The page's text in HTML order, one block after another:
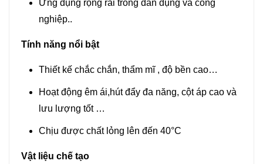
Ưng dụng rộng rãi trong dân dụng và công
nghiệp..
Tính năng nổi bật
Thiết kế chắc chắn, thẩm mĩ , độ bền cao…
Hoạt động êm ái,hút đẩy đa năng, cột áp cao và
lưu lượng tốt …
Chịu được chất lỏng lên đến 40°C
Vật liệu chế tạo